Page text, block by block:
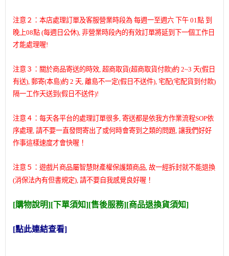
注意２：本店處理訂單及客服營業時段為 每週一至週六 下午 01點 到
晚上08點 (每週日公休), 非營業時段內的有效訂單將延到下一個工作日
才能處理喔!
注意３：關於商品寄送的時效, 超商取貨(超商取貨付款)約 2~3 天(假日
有送), 郵寄(本島)約 2 天, 離島不一定(假日不送件), 宅配(宅配貨到付款)
隔一工作天送到(假日不送件)!
注意４：每天各平台的處理訂單很多, 寄送都是依我方作業流程SOP依
序處理, 請不要一直發問寄出了或何時會寄到之類的問題, 讓我們好好
作事這樣速度才會快喔！
注意５：遊戲片商品屬智慧財產權保護類商品, 故一經拆封就不能退換
(消保法內有但書規定), 請不要自我感覺良好喔！
[購物說明][下單須知][售後服務][商品退換貨須知]
[點此連結查看]